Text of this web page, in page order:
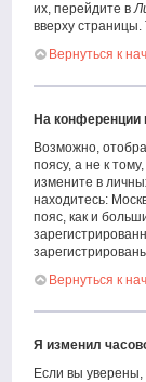
их, перейдите в
вверху
Вернуться к
На конференции
Возможно,
поясу, а не к
измените в
находитесь:
пояс, как и
Вернуться к
Я изменил
Если вы уверены,